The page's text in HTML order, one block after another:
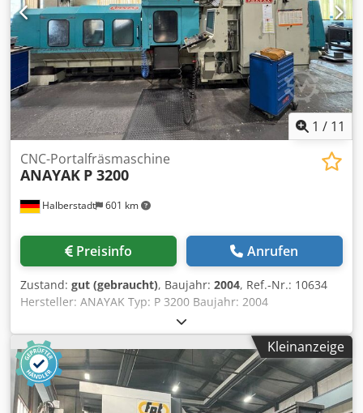
1 / 11
Halberstadt 601 km
CNC-Portalfräsmaschine
ANAYAK P 3200
Preisinfo Anrufen
Zustand: gut (gebraucht), Baujahr: 2004, Ref.-Nr.: 10634
Hersteller: ANAYAK Typ: P 3200 Baujahr: 2004
Steuerungsart: CNC-Steuerung Steuerung: Heidenhain
Lagerort: Halberstadt Ursprungsland: Germany X-Weg:
3200 mm Y-Weg: 1400 mm Z-Weg: 750 mm Tischgröße
(lxb): 3200 x 1400 mm Spindellaufzeit: 23.291 h Steuerung
ein: 83.301 h Maschine ein: 73.907 h Programmlauf: 27.807
h Chedpezc D Eujfx Amhoa
Kleinanzeige